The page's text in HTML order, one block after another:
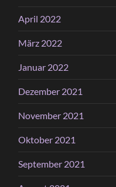
April 2022
März 2022
Januar 2022
Dezember 2021
November 2021
Oktober 2021
September 2021